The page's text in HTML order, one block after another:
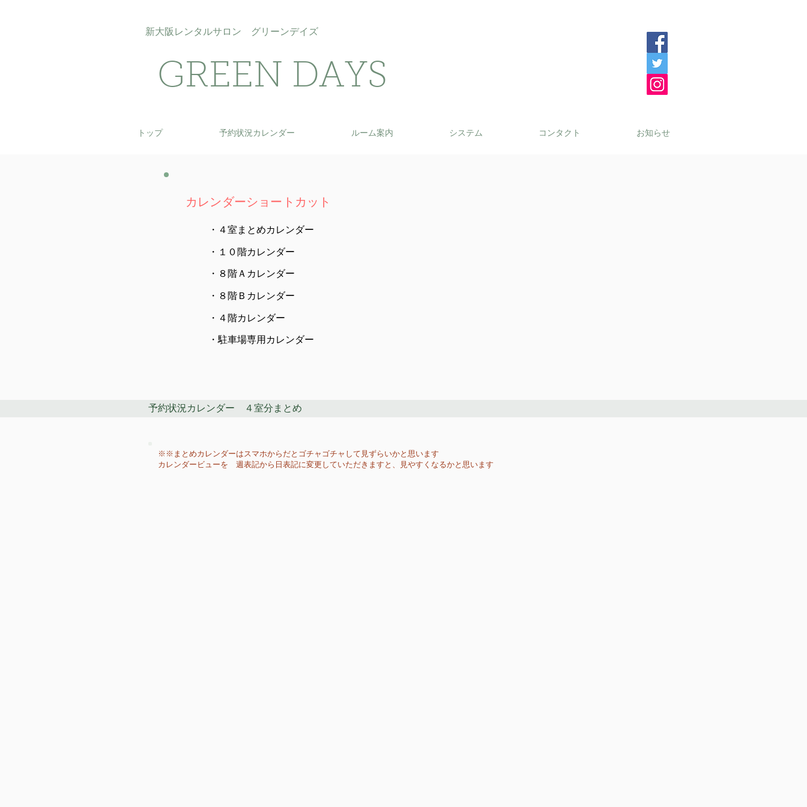
新大阪​レンタルサロン グリーンデイズ
GREEN DAYS
トップ 予約状況カレンダー ルーム案内 システム コンタクト お知らせ
​カレンダーショートカット
・​４室まとめカレンダー
・​１０階カレンダー
・​８階Ａカレンダー
・​８階Ｂカレンダー
・​４階カレンダー
・​駐車場専用カレンダー
予約状況カレンダー ４室分まとめ
※※まとめカレンダーはスマホからだとゴチャゴチャして見ずらいかと思います
​カレンダービューを 週表記から日表記に変更していただきますと、見やすくなるかと思います